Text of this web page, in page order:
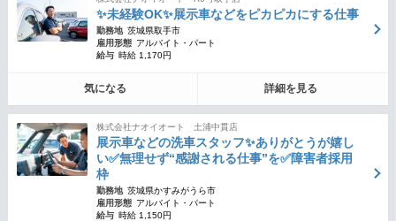
✨未経験OK✨展示車などをピカピカにする仕事
勤務地 茨城県取手市
雇用形態 アルバイト・パート
給与 時給 1,170円
気になる 詳細を見る
株式会社ナオイオート 土浦中貫店
展示車などの洗車スタッフ✨ありがとうが嬉し
い✅無理せず“感謝される仕事”を✅障害者採用
枠
勤務地 茨城県かすみがうら市
雇用形態 アルバイト・パート
給与 時給 1,150円